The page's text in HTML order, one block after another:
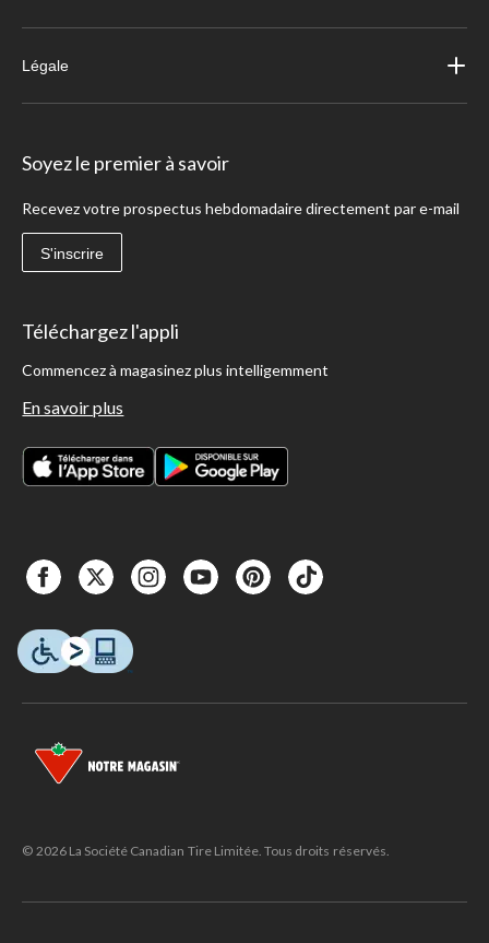
Légale
Soyez le premier à savoir
Recevez votre prospectus hebdomadaire directement par e-mail
S'inscrire
Téléchargez l'appli
Commencez à magasinez plus intelligemment
En savoir plus
© 2026 La Société Canadian Tire Limitée. Tous droits réservés.